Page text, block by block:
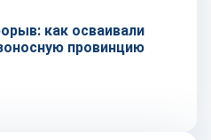
как осваивали
провинцию